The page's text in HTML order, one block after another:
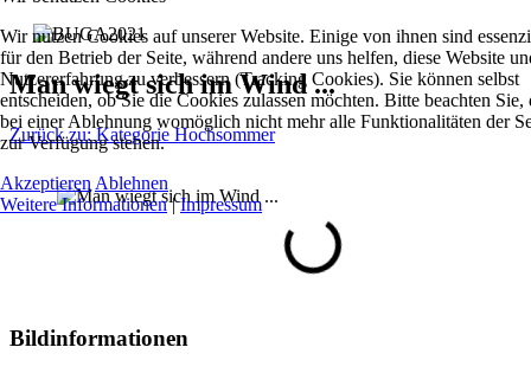
Man wiegt sich im Wind ...
Zurück zu: Kategorie Hochsommer
Bildinformationen
Wir nutzen Cookies auf unserer Website. Einige von ihnen sind
für den Betrieb der Seite, während andere uns helfen, diese Website
Nutzererfahrung zu verbessern (Tracking Cookies). Sie können selbst
entscheiden, ob Sie die Cookies zulassen möchten. Bitte beachten Sie,
bei einer Ablehnung womöglich nicht mehr alle Funktionalitäten der
zur Verfügung stehen.
Akzeptieren Ablehnen
Weitere Informationen|Impressum